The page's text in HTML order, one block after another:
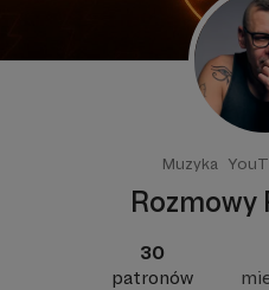
Muzyka
Rozmowy
30
patronów